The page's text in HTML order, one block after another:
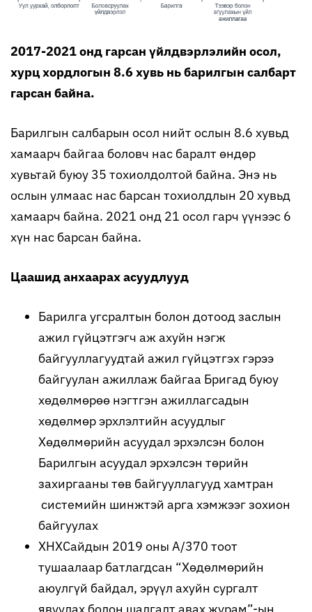
2017-2021 онд гарсан үйлдвэрлэлийн осол,
хурц хордлогын 8.6 хувь нь барилгын салбарт
гарсан байна.
Барилгын салбарын осол нийт ослын 8.6 хувьд
хамаарч байгаа боловч нас баралт өндөр
хувьтай буюу 35 тохиолдолтой байна. Энэ нь
ослын улмаас нас барсан тохиолдлын 20 хувьд
хамаарч байна. 2021 онд 21 осол гарч үүнээс 6
хүн нас барсан байна.
Цаашид анхаарах асуудлууд
Барилга угсралтын болон дотоод заслын
ажил гүйцэтгэгч аж ахуйн нэгж
байгууллагуудтай ажил гүйцэтгэх гэрээ
байгуулан ажиллаж байгаа Бригад буюу
хөдөлмөрөө нэгтгэн ажиллагсадын
хөдөлмөр эрхлэлтийн асуудлыг
Хөдөлмөрийн асуудал эрхэлсэн болон
Барилгын асуудал эрхэлсэн төрийн
захиргааны төв байгууллагууд хамтран
системийн шинжтэй арга хэмжээг зохион
байгуулах
ХНХСайдын 2019 оны А/370 тоот
тушаалаар батлагдсан “Хөдөлмөрийн
аюулгүй байдал, эрүүл ахуйн сургалт